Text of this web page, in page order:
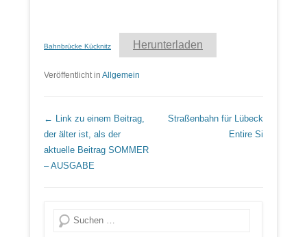
Bahnbrücke Kücknitz Herunterladen
Veröffentlicht in Allgemein
Beitrags Übersicht
← Link zu einem Beitrag,
der älter ist, als der
aktuelle Beitrag SOMMER
– AUSGABE
Straßenbahn für Lübeck
Entire Si
Suche